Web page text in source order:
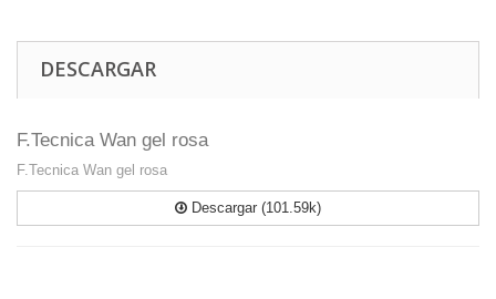
DESCARGAR
F.Tecnica Wan gel rosa
F.Tecnica Wan gel rosa
Descargar (101.59k)